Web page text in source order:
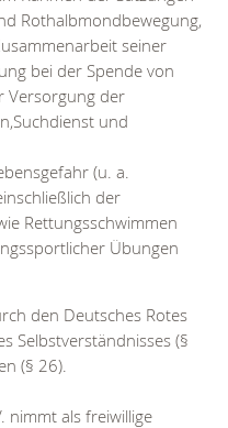
Rothalbmondbewegung,
seiner
bei der Spende von
Versorgung der
und
(u. a.
der
Rettungsschwimmen
Übungen
den Deutsches Rotes
Selbstverständnisses (§
(§ 26).
nimmt als freiwillige